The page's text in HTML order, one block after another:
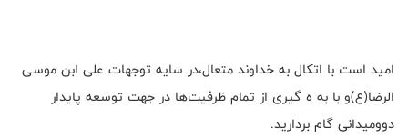
امید است با اتکال به خداوند متعال،در سایه توجهات علی ابن موسی
الرضا(ع)و با به ه گیری از تمام ظرفیت‌ها در جهت توسعه پایدار
دوومیدانی گام بردارید.